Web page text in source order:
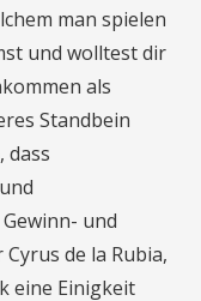
man spielen
und wolltest dir
als
Standbein
dass
und
de la Rubia,
eine Einigkeit